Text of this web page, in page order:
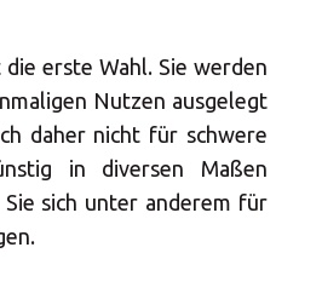
erste Wahl. Sie werden
Nutzen ausgelegt
daher nicht für schwere
in diversen Maßen
sich unter anderem für